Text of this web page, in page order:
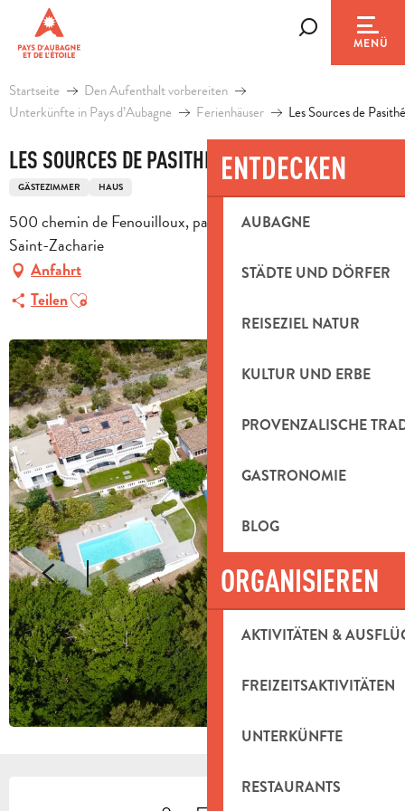
contenu
principal
MENÜ
ENTDECKEN
AUBAGNE
STÄDTE UND DÖRFER
REISEZIEL NATUR
KULTUR UND ERBE
PROVENZALISCHE
GASTRONOMIE
BLOG
ORGANISIEREN
AKTIVITÄTEN &
FREIZEITSAKTIVITÄTEN
UNTERKÜNFTE
RESTAURANTS
Startseite
Den Aufenthalt vorbereiten
Unterkünfte in Pays d’Aubagne
Ferienhäuser Les Sources de
LES SOURCES DE PASITHÉA
GÄSTEZIMMER HAUS
500 chemin de Fenouilloux, par le chemin d’Estusse, 83640
Saint-Zacharie
Anfahrt
TeilenAjouter aux favoris
ÖFFNUNGSZEITEN &